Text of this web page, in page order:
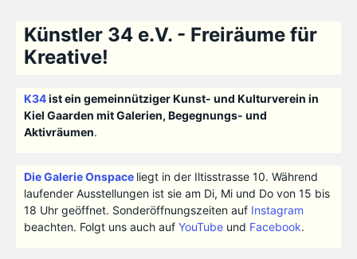
Künstler 34 e.V. - Freiräume für
Kreative!
K34ist ein gemeinnütziger Kunst- und Kulturverein in
Kiel Gaarden mit Galerien, Begegnungs- und
Aktivräumen.
Die Galerie Onspace liegt in der Iltisstrasse 10. Während
laufender Ausstellungen ist sie am Di, Mi und Do von 15 bis
18 Uhr geöffnet. Sonderöffnungszeiten auf Instagram
beachten. Folgt uns auch auf YouTubeund Facebook.